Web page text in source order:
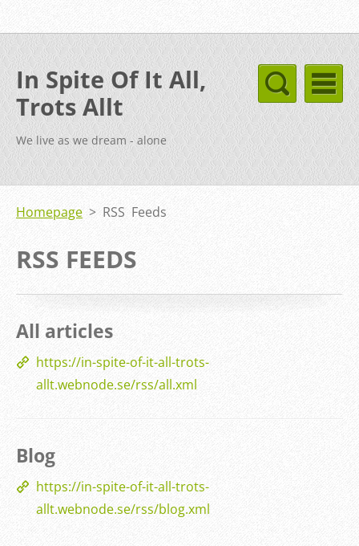
In Spite Of It All,
Trots Allt
We live as we dream - alone
Homepage > RSS Feeds
RSS FEEDS
All articles
https://in-spite-of-it-all-trots-
allt.webnode.se/rss/all.xml
Blog
https://in-spite-of-it-all-trots-
allt.webnode.se/rss/blog.xml